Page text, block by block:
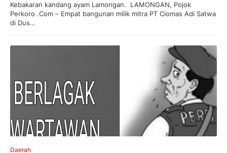
Kebakaran kandang ayam Lamongan. LAMONGAN, Pojok
Perkoro .Com – Empat bangunan milik mitra PT Ciomas Adi Satwa
di Dus…
Daerah